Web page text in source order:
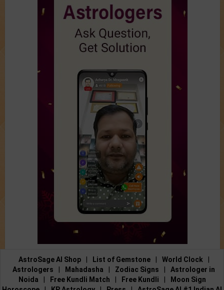
AstroSage AI Shop List of Gemstone World Clock
Astrologers
Mahadasha Zodiac Signs
Astrologer in
Noida
Free Kundli Match Free Kundli
Moon Sign